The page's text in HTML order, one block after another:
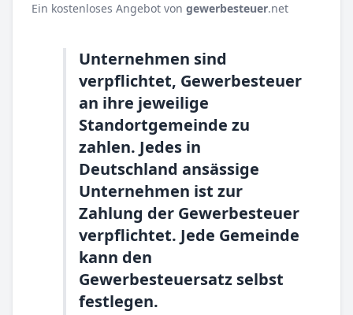
Ein kostenloses Angebot von gewerbesteuer.net
Unternehmen sind
verpflichtet, Gewerbesteuer
an ihre jeweilige
Standortgemeinde zu
zahlen. Jedes in
Deutschland ansässige
Unternehmen ist zur
Zahlung der Gewerbesteuer
verpflichtet. Jede Gemeinde
kann den
Gewerbesteuersatz selbst
festlegen.